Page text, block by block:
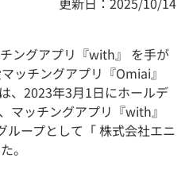
ングアプリ『with』 を手が
ッチングアプリ『Omiai』
、2023年3月1日にホールデ
マッチングアプリ『with』
ループとして「 株式会社エニ
。